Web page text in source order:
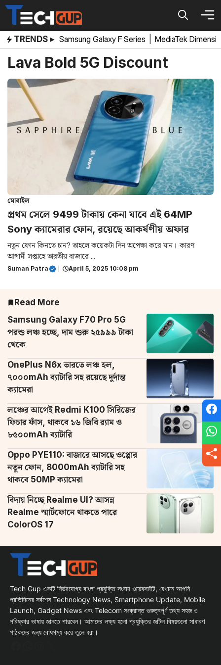
Skip
content
TRENDS ▸ Samsung Galaxy F Series MediaTek
Lava Bold 5G Discount
মোবাইল
প্রথম সেলে 9499 টাকায় কেনা যাবে এই 64MP
Sony ক্যামেরার ফোন, রয়েছে আকর্ষণীয় অফার
নতুন ফোন কিনতে চান? তাহলে কয়েকটা দিন অপেক্ষা করে যান। কারণ
আগামী সপ্তাহে ভারতীয় বাজারে ...
Suman Patra April 5, 2025 10:08 pm
Read More
Samsung Galaxy F70 Pro 5G
পরশু লঞ্চ হচ্ছে, দাম শুরু ২৫৯৯৯ টাকা
থেকে
OnePlus N6x ভারতে লঞ্চ হল,
৭০০০mAh ব্যাটারি সহ রয়েছে দুর্দান্ত
ক্যামেরা
লঞ্চের আগেই Redmi K100 সিরিজের
ফিচার ফাঁস, থাকবে ১৬ জিবি র‌্যাম ও
৮৫০০mAh ব্যাটারি
Oppo PYE110: বাজারে আসছে ওপ্পোর
নতুন ফোন, 8000mAh ব্যাটারি সহ
থাকবে 50MP ক্যামেরা
বিদায় নিচ্ছে Realme UI? আসন্ন
Realme স্মার্টফোনে থাকতে পারে
ColorOS 17
Tech Gup একটি নির্ভরযোগ্য বাংলা প্রযুক্তি সংবাদ ওয়েবসাইট, যেখানে আপনি
প্রতিদিনের সর্বশেষ Technology News, Smartphone Update, Mobile
Launch, Gadget News এবং Telecom সংক্রান্ত গুরুত্বপূর্ণ তথ্য সহজ ও
পরিষ্কার ভাষায় জানতে পারবেন। আমাদের লক্ষ্য হলো প্রযুক্তির জটিল বিষয়গুলো সাধারণ
পাঠকদের জন্য বোধগম্য করে তুলে ধরা।